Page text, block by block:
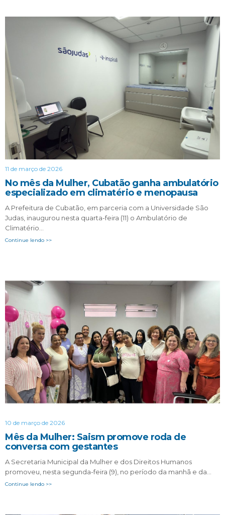
11 de março de 2026
No mês da Mulher, Cubatão ganha ambulatório
especializado em climatério e menopausa
A Prefeitura de Cubatão, em parceria com a Universidade São
Judas, inaugurou nesta quarta-feira (11) o Ambulatório de
Climatério…
Continue lendo >>
10 de março de 2026
Mês da Mulher: Saism promove roda de
conversa com gestantes
A Secretaria Municipal da Mulher e dos Direitos Humanos
promoveu, nesta segunda-feira (9), no período da manhã e da…
Continue lendo >>